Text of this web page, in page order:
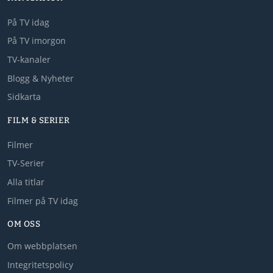
På TV idag
På TV imorgon
TV-kanaler
Blogg & Nyheter
Sidkarta
FILM & SERIER
Filmer
TV-Serier
Alla titlar
Filmer på TV idag
OM OSS
Om webbplatsen
Integritetspolicy